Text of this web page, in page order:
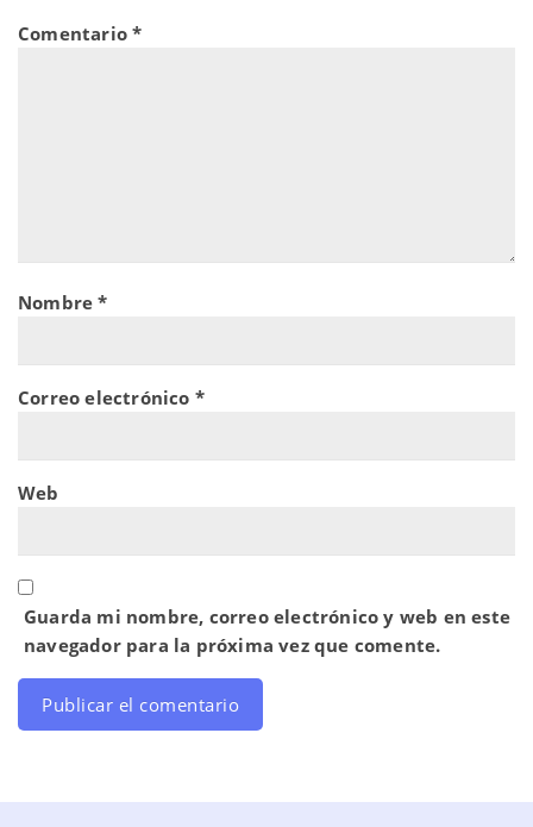
Comentario*
Nombre*
Correo electrónico *
Web
Guarda mi nombre, correo electrónico y web en este
navegador para la próxima vez que comente.